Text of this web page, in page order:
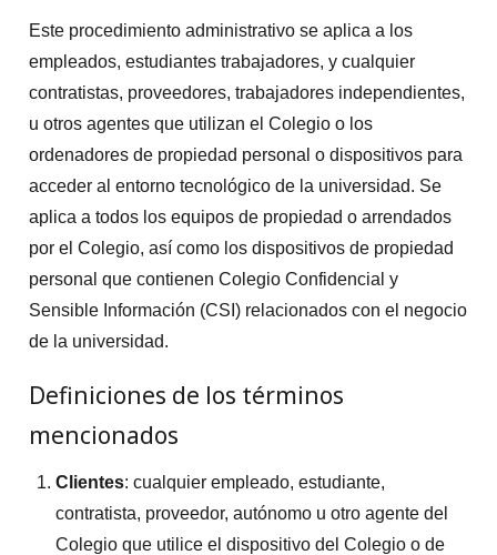
Este procedimiento administrativo se aplica a los
empleados, estudiantes trabajadores, y cualquier
contratistas, proveedores, trabajadores independientes,
u otros agentes que utilizan el Colegio o los
ordenadores de propiedad personal o dispositivos para
acceder al entorno tecnológico de la universidad. Se
aplica a todos los equipos de propiedad o arrendados
por el Colegio, así como los dispositivos de propiedad
personal que contienen Colegio Confidencial y
Sensible Información (CSI) relacionados con el negocio
de la universidad.
Definiciones de los términos
mencionados
Clientes: cualquier empleado, estudiante,
contratista, proveedor, autónomo u otro agente del
Colegio que utilice el dispositivo del Colegio o de